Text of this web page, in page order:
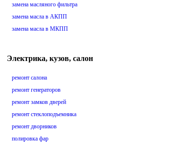
замена масляного фильтра
замена масла в АКПП
замена масла в МКПП
Электрика, кузов, салон
ремонт салона
ремонт генераторов
ремонт замков дверей
ремонт стеклоподъемника
ремонт дворников
полировка фар